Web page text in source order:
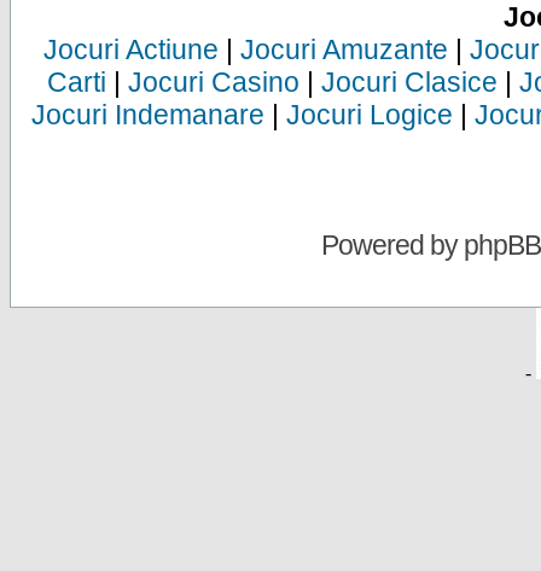
Jocuri Actiune | Jocuri Amuzante |
Carti | Jocuri Casino | Jocuri Clasice |
Jocuri Indemanare | Jocuri Logice |
Powered byphpBB
-